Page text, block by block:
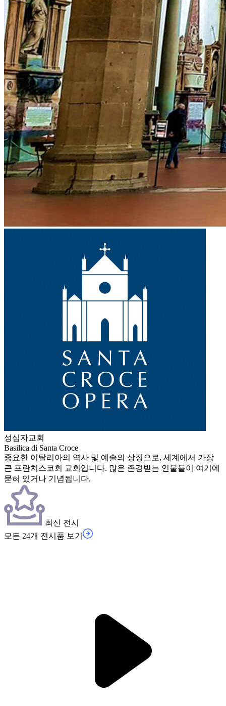
성십자교회
Basilica di Santa Croce
중요한 이탈리아의 역사 및 예술의 상징으로, 세계에서 가장
큰 프란치스코회 교회입니다. 많은 존경받는 인물들이 여기에
묻혀 있거나 기념됩니다.
최신 전시
모든 24개 전시품 보기